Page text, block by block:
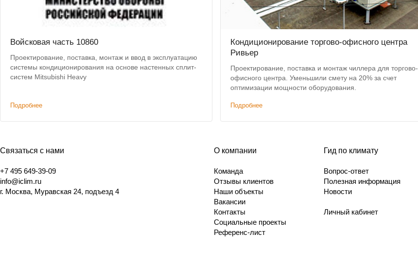
Войсковая часть 10860
Проектирование, поставка, монтаж и ввод в эксплуатацию
системы кондиционирования на основе настенных сплит-
систем Mitsubishi Heavy
Подробнее
Кондиционирование торгово-офисного центра
Ривьер
Проектирование, поставка и монтаж чиллера для торгово-
офисного центра. Уменьшили смету на 20% за счет
оптимизации мощности оборудования.
Подробнее
Связаться с нами
+7 495 649-39-09
info@iclim.ru
г. Москва, Муравская 24, подъезд 4
О компании
Команда
Отзывы клиентов
Наши объекты
Вакансии
Контакты
Социальные проекты
Референс-лист
Гид по климату
Вопрос-ответ
Полезная информация
Новости
Личный кабинет